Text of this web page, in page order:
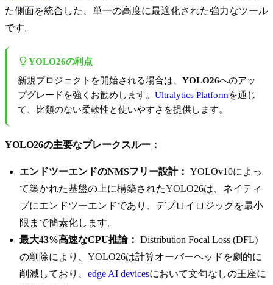
た側面を統合した、単一の高度に最適化された強力なツール
です。
YOLO26の利点
新規プロジェクトを開始される場合は、 YOLO26へのアッ
プグレードを強くお勧めします。 Ultralytics Platformを通じ
て、比類のない柔軟性と使いやすさを提供します。
YOLO26の主要なブレークスルー：
エンドツーエンドのNMSフリー設計： YOLOv10によっ
て築かれた基盤の上に構築されたYOLO26は、ネイティ
ブにエンドツーエンドであり、デプロイロジックを最小
限まで簡素化します。
最大43%高速なCPU推論： Distribution Focal Loss (DFL)
の削除により、YOLO26は計算オーバーヘッドを劇的に
削減しており、 edge AI devicesにおいて文句なしの王座に